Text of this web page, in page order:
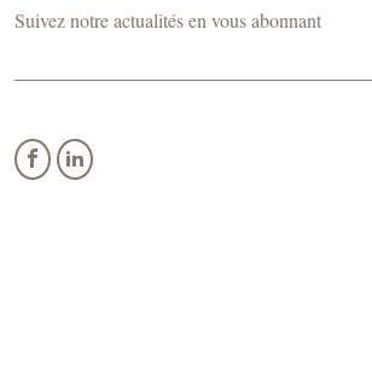
Suivez notre actualités en vous abonnant